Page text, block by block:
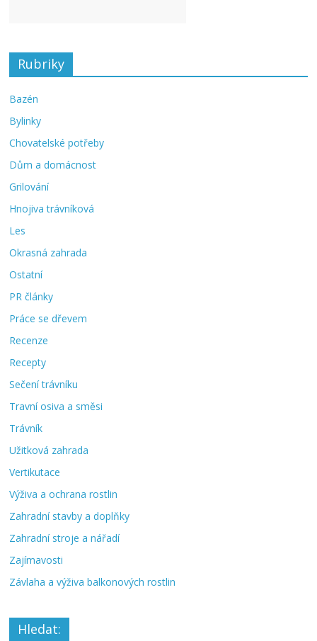
Rubriky
Bazén
Bylinky
Chovatelské potřeby
Dům a domácnost
Grilování
Hnojiva trávníková
Les
Okrasná zahrada
Ostatní
PR články
Práce se dřevem
Recenze
Recepty
Sečení trávníku
Travní osiva a směsi
Trávník
Užitková zahrada
Vertikutace
Výživa a ochrana rostlin
Zahradní stavby a doplňky
Zahradní stroje a nářadí
Zajímavosti
Závlaha a výživa balkonových rostlin
Hledat: